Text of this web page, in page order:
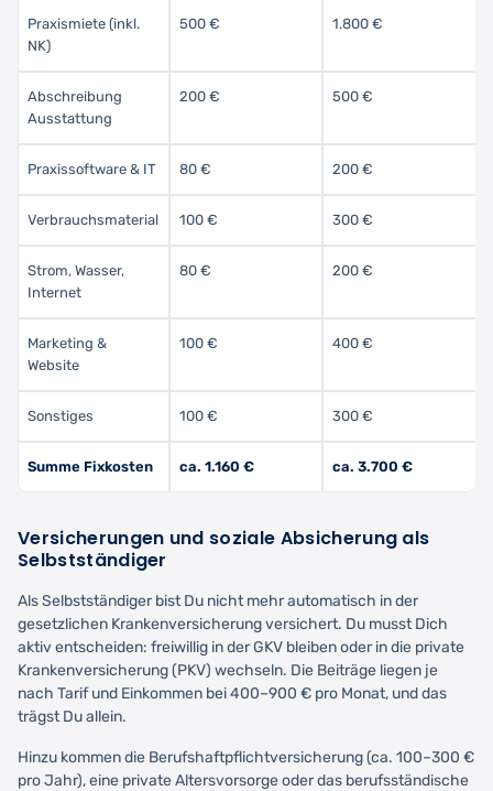
Praxismiete (inkl.
NK)
500 € 1.800 €
Abschreibung
Ausstattung
200 € 500 €
Praxissoftware & IT 80 € 200 €
Verbrauchsmaterial 100 € 300 €
Strom, Wasser,
Internet
80 € 200 €
Marketing &
Website
100 € 400 €
Sonstiges 100 € 300 €
Summe Fixkosten ca. 1.160 € ca. 3.700 €
Versicherungen und soziale Absicherung als
Selbstständiger
Als Selbstständiger bist Du nicht mehr automatisch in der
gesetzlichen Krankenversicherung versichert. Du musst Dich
aktiv entscheiden: freiwillig in der GKV bleiben oder in die private
Krankenversicherung (PKV) wechseln. Die Beiträge liegen je
nach Tarif und Einkommen bei 400–900 € pro Monat, und das
trägst Du allein.
Hinzu kommen die Berufshaftpflichtversicherung (ca. 100–300 €
pro Jahr), eine private Altersvorsorge oder das berufsständische